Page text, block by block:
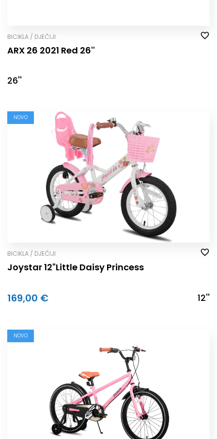
BICIKLA / DJEČIJI
ARX 26 2021 Red 26''
26''
NOVO
BICIKLA / DJEČIJI
Joystar 12"Little Daisy Princess
169,00 € 12''
NOVO